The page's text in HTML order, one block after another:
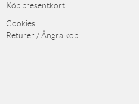
Köp presentkort
Cookies
Returer / Ångra köp